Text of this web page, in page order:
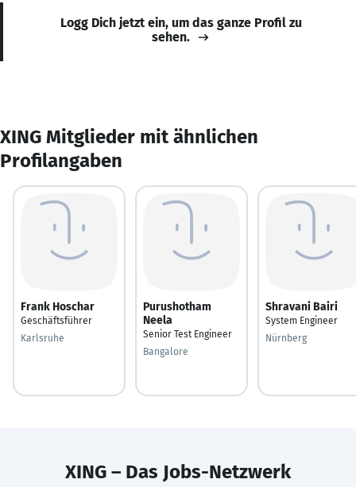
Logg Dich jetzt ein, um das ganze Profil zu
sehen.
XING Mitglieder mit ähnlichen
Profilangaben
Frank Hoschar
Geschäftsführer
Karlsruhe
Purushotham
Neela
Senior Test Engineer
Bangalore
Shravani Bairi
System Engineer
Nürnberg
XING – Das Jobs-Netzwerk